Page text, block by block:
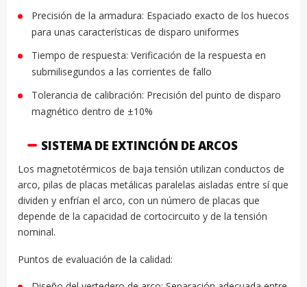
Precisión de la armadura: Espaciado exacto de los huecos
para unas características de disparo uniformes
Tiempo de respuesta: Verificación de la respuesta en
submilisegundos a las corrientes de fallo
Tolerancia de calibración: Precisión del punto de disparo
magnético dentro de ±10%
SISTEMA DE EXTINCIÓN DE ARCOS
Los magnetotérmicos de baja tensión utilizan conductos de
arco, pilas de placas metálicas paralelas aisladas entre sí que
dividen y enfrían el arco, con un número de placas que
depende de la capacidad de cortocircuito y de la tensión
nominal.
Puntos de evaluación de la calidad: